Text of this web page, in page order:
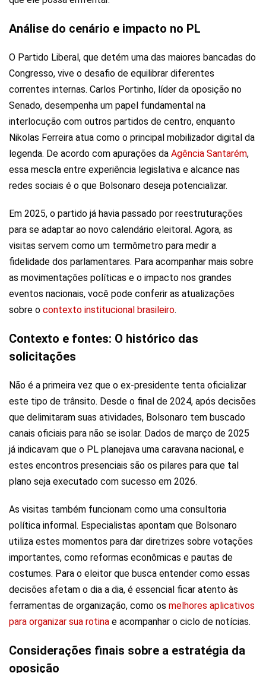
Análise do cenário e impacto no PL
O Partido Liberal, que detém uma das maiores bancadas do
Congresso, vive o desafio de equilibrar diferentes
correntes internas. Carlos Portinho, líder da oposição no
Senado, desempenha um papel fundamental na
interlocução com outros partidos de centro, enquanto
Nikolas Ferreira atua como o principal mobilizador digital da
legenda. De acordo com apurações da Agência Santarém,
essa mescla entre experiência legislativa e alcance nas
redes sociais é o que Bolsonaro deseja potencializar.
Em 2025, o partido já havia passado por reestruturações
para se adaptar ao novo calendário eleitoral. Agora, as
visitas servem como um termômetro para medir a
fidelidade dos parlamentares. Para acompanhar mais sobre
as movimentações políticas e o impacto nos grandes
eventos nacionais, você pode conferir as atualizações
sobre o contexto institucional brasileiro.
Contexto e fontes: O histórico das
solicitações
Não é a primeira vez que o ex-presidente tenta oficializar
este tipo de trânsito. Desde o final de 2024, após decisões
que delimitaram suas atividades, Bolsonaro tem buscado
canais oficiais para não se isolar. Dados de março de 2025
já indicavam que o PL planejava uma caravana nacional, e
estes encontros presenciais são os pilares para que tal
plano seja executado com sucesso em 2026.
As visitas também funcionam como uma consultoria
política informal. Especialistas apontam que Bolsonaro
utiliza estes momentos para dar diretrizes sobre votações
importantes, como reformas econômicas e pautas de
costumes. Para o eleitor que busca entender como essas
decisões afetam o dia a dia, é essencial ficar atento às
ferramentas de organização, como os melhores aplicativos
para organizar sua rotina e acompanhar o ciclo de notícias.
Considerações finais sobre a estratégia da
oposição